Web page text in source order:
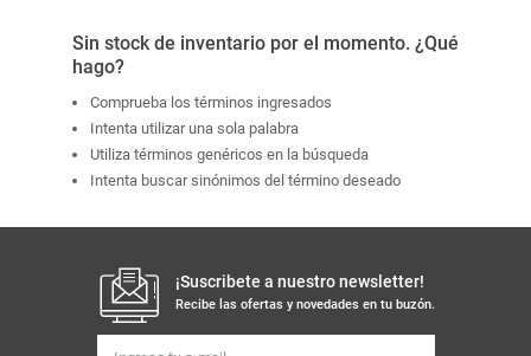
Sin stock de inventario por el momento. ¿Qué
hago?
Comprueba los términos ingresados
Intenta utilizar una sola palabra
Utiliza términos genéricos en la búsqueda
Intenta buscar sinónimos del término deseado
¡Suscribete a nuestro newsletter!
Recibe las ofertas y novedades en tu buzón.